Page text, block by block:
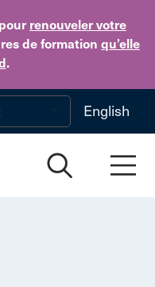
pour renouveler votre
de formation qu’elle
.
Skip to main content
English